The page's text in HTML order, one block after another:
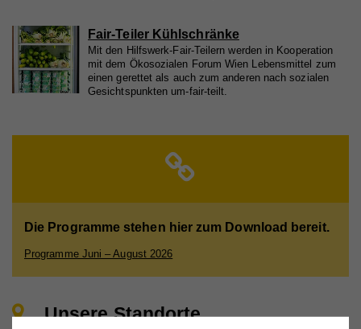
Fair-Teiler Kühlschränke
Mit den Hilfswerk-Fair-Teilern werden in Kooperation
mit dem Ökosozialen Forum Wien Lebensmittel zum
einen gerettet als auch zum anderen nach sozialen
Gesichtspunkten um-fair-teilt.
Die Programme stehen hier zum Download bereit.
Programme Juni – August 2026
Unsere Standorte